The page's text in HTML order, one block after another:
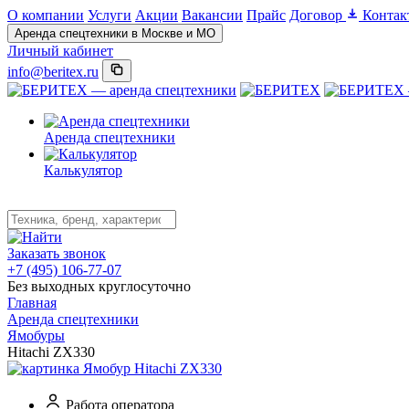
О компании Услуги Акции Вакансии Прайс Договор
Аренда спецтехники в Москве и МО
Личный кабинет
info@beritex.ru
Аренда спецтехники
Калькулятор
Заказать звонок
+7 (495) 106-77-07
Без выходных круглосуточно
Главная
Аренда спецтехники
Ямобуры
Hitachi ZX330
Работа оператора